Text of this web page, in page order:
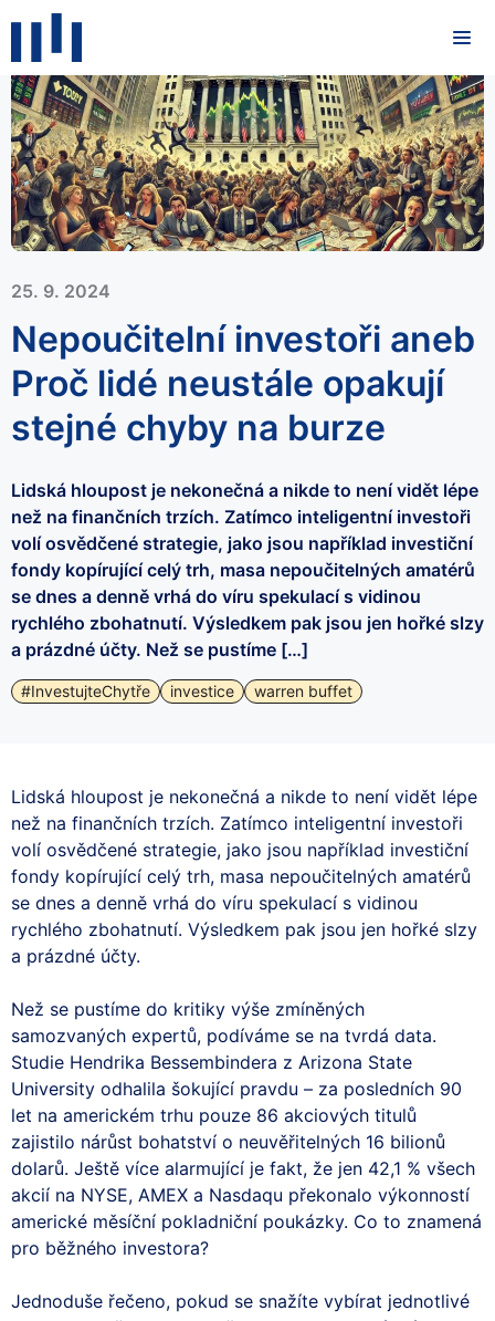
25. 9. 2024
Nepoučitelní investoři aneb
Proč lidé neustále opakují
stejné chyby na burze
Lidská hloupost je nekonečná a nikde to není vidět lépe
než na finančních trzích. Zatímco inteligentní investoři
volí osvědčené strategie, jako jsou například investiční
fondy kopírující celý trh, masa nepoučitelných amatérů
se dnes a denně vrhá do víru spekulací s vidinou
rychlého zbohatnutí. Výsledkem pak jsou jen hořké slzy
a prázdné účty. Než se pustíme […]
#InvestujteChytře investice warren buffet
Lidská hloupost je nekonečná a nikde to není vidět lépe
než na finančních trzích. Zatímco inteligentní investoři
volí osvědčené strategie, jako jsou například investiční
fondy kopírující celý trh, masa nepoučitelných amatérů
se dnes a denně vrhá do víru spekulací s vidinou
rychlého zbohatnutí. Výsledkem pak jsou jen hořké slzy
a prázdné účty.
Než se pustíme do kritiky výše zmíněných
samozvaných expertů, podíváme se na tvrdá data.
Studie Hendrika Bessembindera z Arizona State
University odhalila šokující pravdu – za posledních 90
let na americkém trhu pouze 86 akciových titulů
zajistilo nárůst bohatství o neuvěřitelných 16 bilionů
dolarů. Ještě více alarmující je fakt, že jen 42,1 % všech
akcií na NYSE, AMEX a Nasdaqu překonalo výkonností
americké měsíční pokladniční poukázky. Co to znamená
pro běžného investora?
Jednoduše řečeno, pokud se snažíte vybírat jednotlivé